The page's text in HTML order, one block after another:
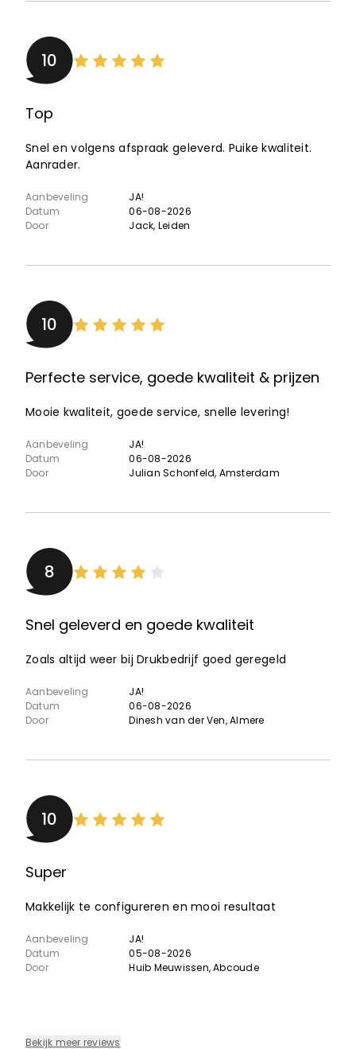
10
Top
Snel en volgens afspraak geleverd. Puike kwaliteit.
Aanrader.
Aanbeveling
JA!
Datum
06-08-2026
Door
Jack, Leiden
10
Perfecte service, goede kwaliteit & prijzen
Mooie kwaliteit, goede service, snelle levering!
Aanbeveling
JA!
Datum
06-08-2026
Door
Julian Schonfeld, Amsterdam
8
Snel geleverd en goede kwaliteit
Zoals altijd weer bij Drukbedrijf goed geregeld
Aanbeveling
JA!
Datum
06-08-2026
Door
Dinesh van der Ven, Almere
10
Super
Makkelijk te configureren en mooi resultaat
Aanbeveling
JA!
Datum
05-08-2026
Door
Huib Meuwissen, Abcoude
Bekijk meer reviews